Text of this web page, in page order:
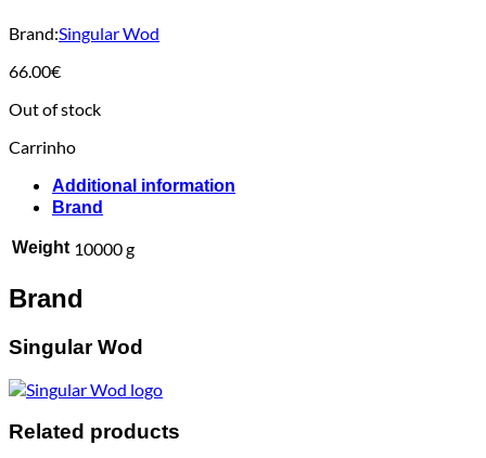
Brand:Singular Wod
66.00€
Out of stock
Carrinho
Additional information
Brand
Weight 10000 g
Brand
Singular Wod
Related products